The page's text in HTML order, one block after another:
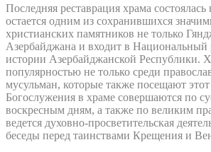
Последняя реставрация храма
остается одним из сохранившихся
христианских памятников не только
Азербайджана и входит в Национальный
истории Азербайджанской Республики.
популярностью не только среди
мусульман, которые также посещают
Богослужения в храме совершаются по
воскресным дням, а также по великим
ведется духовно-просветительская
беседы перед таинствами Крещения и